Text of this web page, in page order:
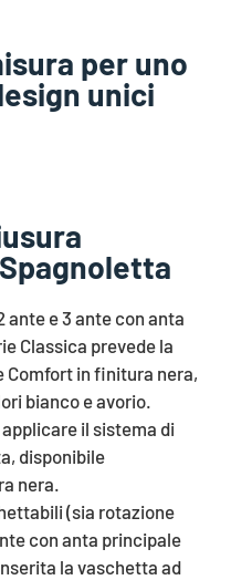
per uno
unici
ante e 3 ante con anta
Classica prevede la
Comfort in finitura nera,
bianco e avorio.
il sistema di
disponibile
nera.
(sia rotazione
con anta principale
la vaschetta ad